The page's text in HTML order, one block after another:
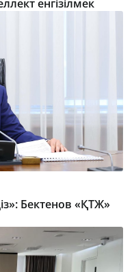
енгізілмек
Бектенов «ҚТЖ»